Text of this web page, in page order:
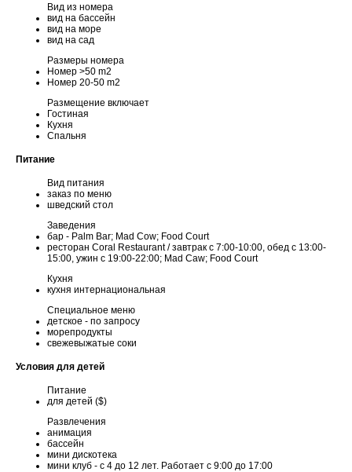
Вид из номера
вид на бассейн
вид на море
вид на сад
Размеры номера
Номер >50 m2
Номер 20-50 m2
Размещение включает
Гостиная
Кухня
Спальня
Питание
Вид питания
заказ по меню
шведский стол
Заведения
бар - Palm Bar; Mad Cow; Food Court
ресторан Coral Restaurant / завтрак с 7:00-10:00, обед с 13:00-
15:00, ужин с 19:00-22:00; Mad Caw; Food Court
Кухня
кухня интернациональная
Специальное меню
детское - по запросу
морепродукты
свежевыжатые соки
Условия для детей
Питание
для детей ($)
Развлечения
анимация
бассейн
мини дискотека
мини клуб - с 4 до 12 лет. Работает с 9:00 до 17:00